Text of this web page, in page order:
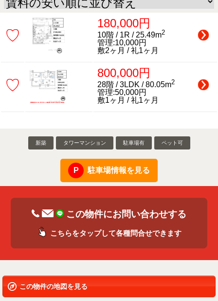
♡
180,000円
10階 / 1R / 25.49m2
管理:10,000円
敷2ヶ月 / 礼1ヶ月
♡
800,000円
28階 / 3LDK / 80.05m2
管理:50,000円
敷1ヶ月 / 礼1ヶ月
新築 タワーマンション 駐車場有 ペット可
駐車場情報を見る
この物件にお問い合わせする
こちらをタップして各種問合せできます
この物件の地図を見る